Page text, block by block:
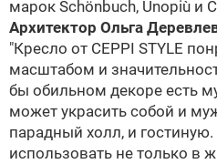
марок Schönbuch, Unopiù и
Архитектор Ольга
"Кресло от CEPPI STYLE
масштабом и
бы обильном декоре есть
может украсить собой и
парадный холл, и
использовать не только в